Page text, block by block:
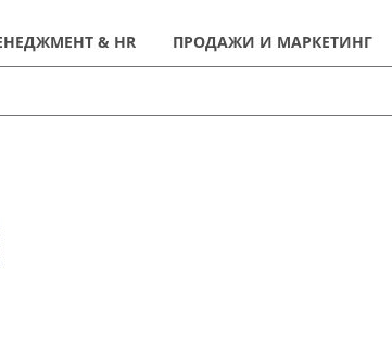
& HR ПРОДАЖИ И МАРКЕТИНГ